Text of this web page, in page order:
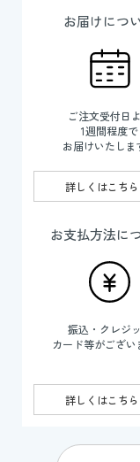
お届けにつ
ご注文受付日
1週間程度で
お届けいたしま
詳しくはこちら
お支払方法に
振込・クレジ
カード等がござい
詳しくはこちら